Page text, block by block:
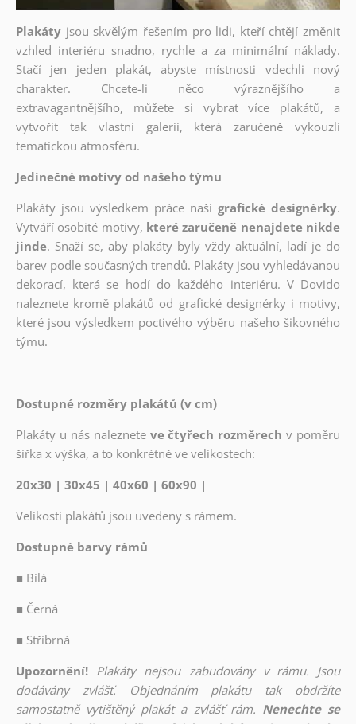
Plakáty jsou skvělým řešením pro lidi, kteří chtějí změnit
vzhled interiéru snadno, rychle a za minimální náklady.
Stačí jen jeden plakát, abyste místnosti vdechli nový
charakter. Chcete-li něco výraznějšího a
extravagantnějšího, můžete si vybrat více plakátů, a
vytvořit tak vlastní galerii, která zaručeně vykouzlí
tematickou atmosféru.
Jedinečné motivy od našeho týmu
Plakáty jsou výsledkem práce naší grafické designérky.
Vytváří osobité motivy, které zaručeně nenajdete nikde
jinde. Snaží se, aby plakáty byly vždy aktuální, ladí je do
barev podle současných trendů. Plakáty jsou vyhledávanou
dekorací, která se hodí do každého interiéru. V Dovido
naleznete kromě plakátů od grafické designérky i motivy,
které jsou výsledkem poctivého výběru našeho šikovného
týmu.
Dostupné rozměry plakátů (v cm)
Plakáty u nás naleznete ve čtyřech rozměrech v poměru
šířka x výška, a to konkrétně ve velikostech:
20x30 | 30x45 | 40x60 | 60x90 |
Velikosti plakátů jsou uvedeny s rámem.
Dostupné barvy rámů
■ Bílá
■ Černá
■ Stříbrná
Upozornění! Plakáty nejsou zabudovány v rámu. Jsou
dodávány zvlášť. Objednáním plakátu tak obdržíte
samostatně vytištěný plakát a zvlášť rám. Nenechte se